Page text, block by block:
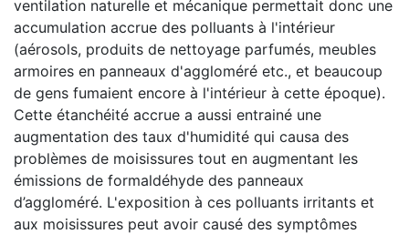
ventilation naturelle et mécanique permettait donc une
accumulation accrue des polluants à l'intérieur
(aérosols, produits de nettoyage parfumés, meubles
armoires en panneaux d'aggloméré etc., et beaucoup
de gens fumaient encore à l'intérieur à cette époque).
Cette étanchéité accrue a aussi entrainé une
augmentation des taux d'humidité qui causa des
problèmes de moisissures tout en augmentant les
émissions de formaldéhyde des panneaux
d’aggloméré. L'exposition à ces polluants irritants et
aux moisissures peut avoir causé des symptômes